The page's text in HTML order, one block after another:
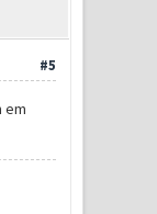
#5
em